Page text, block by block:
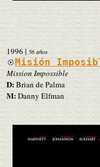
1996| 56 años
Misión
Mission Impossible
D:Brian de Palma
M:Danny Elfman